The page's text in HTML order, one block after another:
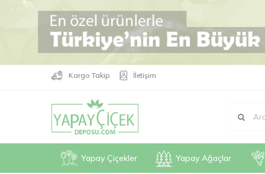
Kargo Takip İletişim
Yapay Çiçekler Yapay Ağaçlar